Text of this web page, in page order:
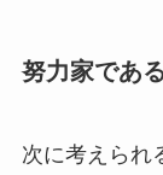
努力家であ
次に考えられ